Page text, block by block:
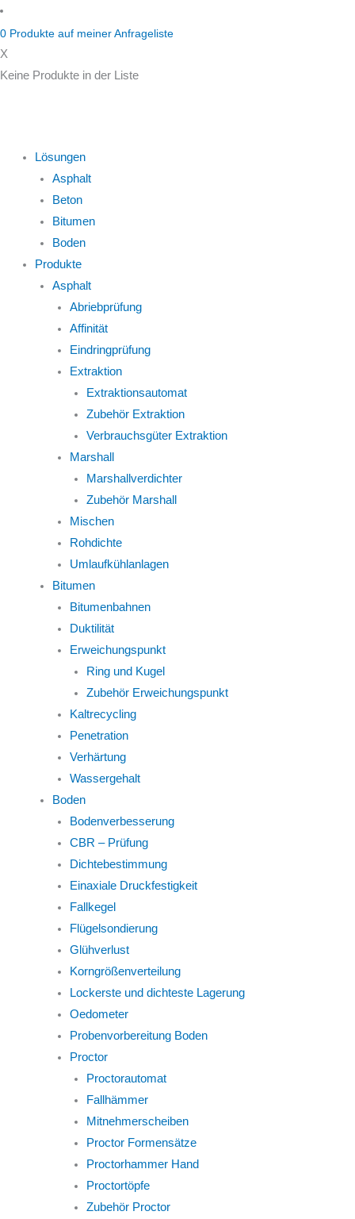
Zum
Inhalt
springen
0 Produkte auf meiner Anfrageliste
X
Keine Produkte in der Liste
Lösungen
Asphalt
Beton
Bitumen
Boden
Produkte
Asphalt
Abriebprüfung
Affinität
Eindringprüfung
Extraktion
Extraktionsautomat
Zubehör Extraktion
Verbrauchsgüter Extraktion
Marshall
Marshallverdichter
Zubehör Marshall
Mischen
Rohdichte
Umlaufkühlanlagen
Bitumen
Bitumenbahnen
Duktilität
Erweichungspunkt
Ring und Kugel
Zubehör Erweichungspunkt
Kaltrecycling
Penetration
Verhärtung
Wassergehalt
Boden
Bodenverbesserung
CBR – Prüfung
Dichtebestimmung
Einaxiale Druckfestigkeit
Fallkegel
Flügelsondierung
Glühverlust
Korngrößenverteilung
Lockerste und dichteste Lagerung
Oedometer
Probenvorbereitung Boden
Proctor
Proctorautomat
Fallhämmer
Mitnehmerscheiben
Proctor Formensätze
Proctorhammer Hand
Proctortöpfe
Zubehör Proctor